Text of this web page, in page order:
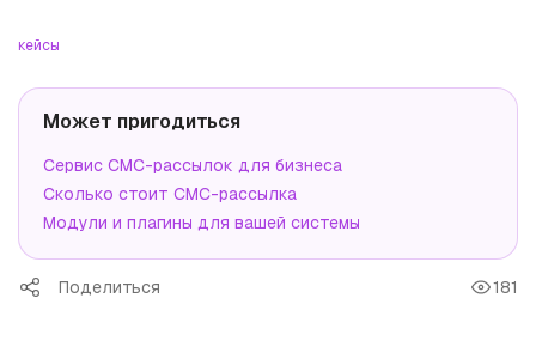
кейсы
Может пригодиться
Сервис СМС-рассылок для бизнеса
Сколько стоит СМС-рассылка
Модули и плагины для вашей системы
Поделиться 181